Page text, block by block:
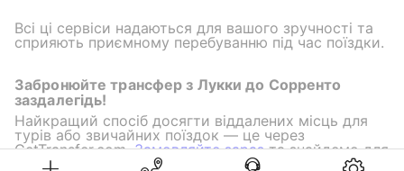
Всі ці сервіси надаються для вашого зручності та
сприяють приємному перебуванню під час поїздки.
Забронюйте трансфер з Лукки до Сорренто
заздалегідь!
Найкращий спосіб досягти віддалених місць для
турів або звичайних поїздок — це через
GetTransfer.com.Замовляйте заразта знайдемо для
вас найпривабливіші ціни на поїздку!